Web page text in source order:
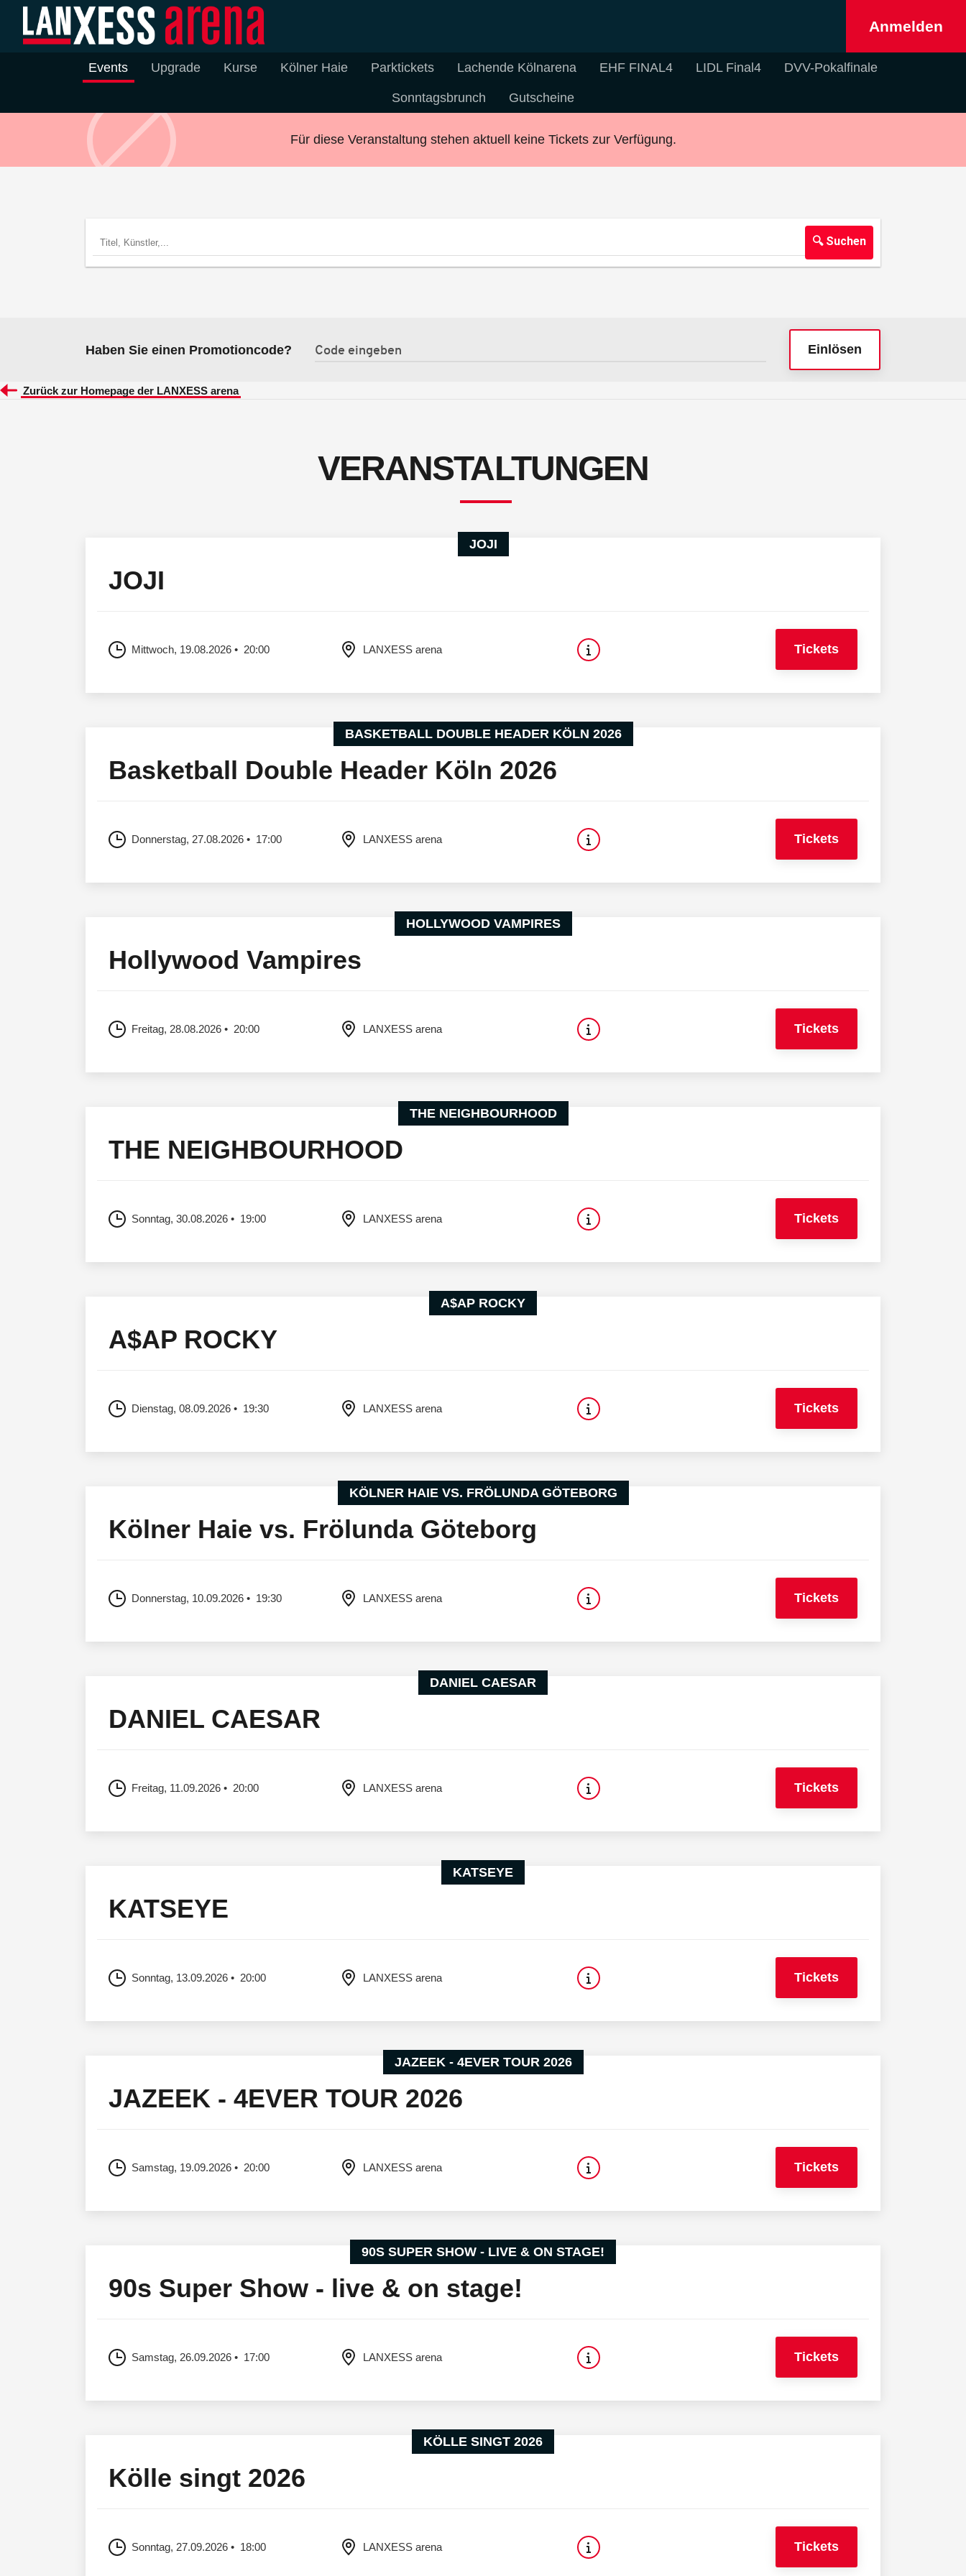
Anmelden
Events Upgrade Kurse Kölner Haie Parktickets Lachende Kölnarena EHF FINAL4 LIDL Final4 DVV-Pokalfinale
Sonntagsbrunch Gutscheine
Für diese Veranstaltung stehen aktuell keine Tickets zur Verfügung.
🔍 Suchen
Haben Sie einen Promotioncode? Einlösen
Zurück zur Homepage der LANXESS arena
VERANSTALTUNGEN
JOJI
JOJI
Mittwoch, 19.08.2026 20:00 LANXESS arena Tickets
BASKETBALL DOUBLE HEADER KÖLN 2026
Basketball Double Header Köln 2026
Donnerstag, 27.08.2026 17:00 LANXESS arena Tickets
HOLLYWOOD VAMPIRES
Hollywood Vampires
Freitag, 28.08.2026 20:00 LANXESS arena Tickets
THE NEIGHBOURHOOD
THE NEIGHBOURHOOD
Sonntag, 30.08.2026 19:00 LANXESS arena Tickets
A$AP ROCKY
A$AP ROCKY
Dienstag, 08.09.2026 19:30 LANXESS arena Tickets
KÖLNER HAIE VS. FRÖLUNDA GÖTEBORG
Kölner Haie vs. Frölunda Göteborg
Donnerstag, 10.09.2026 19:30 LANXESS arena Tickets
DANIEL CAESAR
DANIEL CAESAR
Freitag, 11.09.2026 20:00 LANXESS arena Tickets
KATSEYE
KATSEYE
Sonntag, 13.09.2026 20:00 LANXESS arena Tickets
JAZEEK - 4EVER TOUR 2026
JAZEEK - 4EVER TOUR 2026
Samstag, 19.09.2026 20:00 LANXESS arena Tickets
90S SUPER SHOW - LIVE & ON STAGE!
90s Super Show - live & on stage!
Samstag, 26.09.2026 17:00 LANXESS arena Tickets
KÖLLE SINGT 2026
Kölle singt 2026
Sonntag, 27.09.2026 18:00 LANXESS arena Tickets